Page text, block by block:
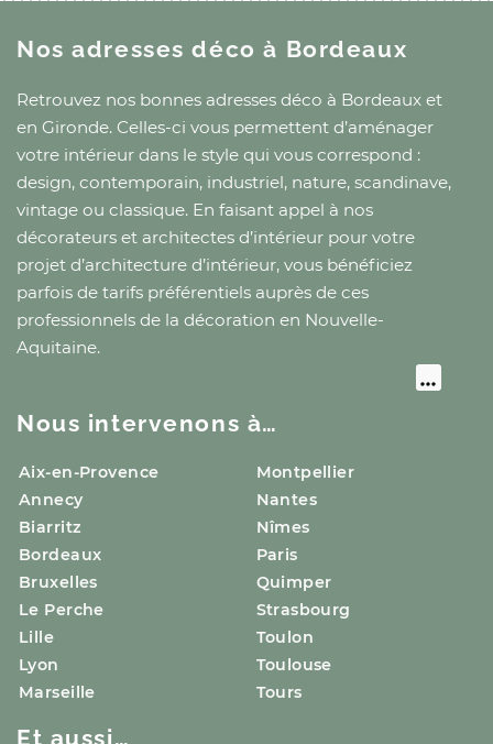
Nos adresses décoà Bordeaux
Retrouvez nos bonnes adresses déco à Bordeaux et
en Gironde. Celles-ci vous permettent d’aménager
votre intérieur dans le style qui vous correspond :
design, contemporain, industriel, nature, scandinave,
vintage ou classique. En faisant appel à nos
décorateurs et architectes d’intérieur pour votre
projet d’architecture d’intérieur, vous bénéficiez
parfois de tarifs préférentiels auprès de ces
professionnels de la décoration en Nouvelle-
Aquitaine.
Nous intervenons à…
Aix-en-Provence
Annecy
Biarritz
Bordeaux
Bruxelles
Le Perche
Lille
Lyon
Marseille
Montpellier
Nantes
Nîmes
Paris
Quimper
Strasbourg
Toulon
Toulouse
Tours
Et aussi…